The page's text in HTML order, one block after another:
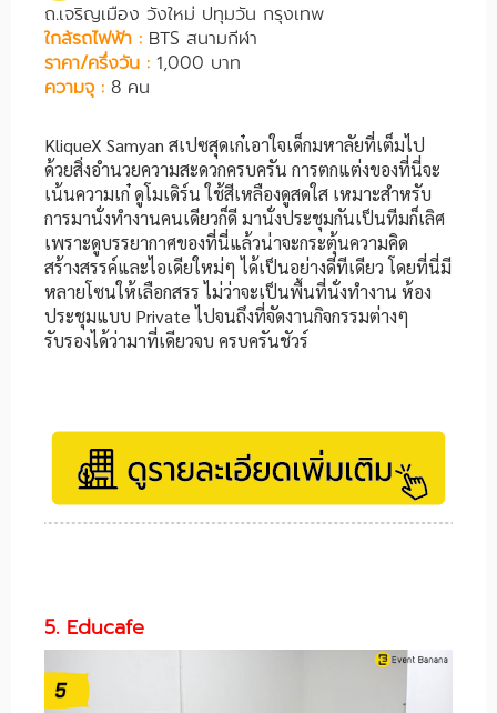
ถ.เจริญเมือง วังใหม่ ปทุมวัน กรุงเทพ
ใกล้รถไฟฟ้า : BTS สนามกีฬา
ราคา/ครึ่งวัน : 1,000 บาท
ความจุ : 8 คน
KliqueX Samyan สเปซสุดเก๋เอาใจเด็กมหาลัยที่เต็มไป
ด้วยสิ่งอำนวยความสะดวกครบครัน การตกแต่งของที่นี่จะ
เน้นความเก๋ ดูโมเดิร์น ใช้สีเหลืองดูสดใส เหมาะสำหรับ
การมานั่งทำงานคนเดียวก็ดี มานั่งประชุมกันเป็นทีมก็เลิศ
เพราะดูบรรยากาศของที่นี่แล้วน่าจะกระตุ้นความคิด
สร้างสรรค์และไอเดียใหม่ๆ ได้เป็นอย่างดีทีเดียว โดยที่นี่มี
หลายโซนให้เลือกสรร ไม่ว่าจะเป็นพื้นที่นั่งทำงาน ห้อง
ประชุมแบบ Private ไปจนถึงที่จัดงานกิจกรรมต่างๆ
รับรองได้ว่ามาที่เดียวจบ ครบครันชัวร์
5. Educafe